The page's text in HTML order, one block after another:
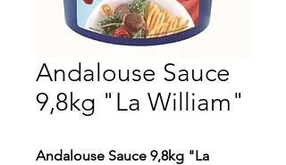
Andalouse Sauce
9,8kg "La William"
Andalouse Sauce 9,8kg "La